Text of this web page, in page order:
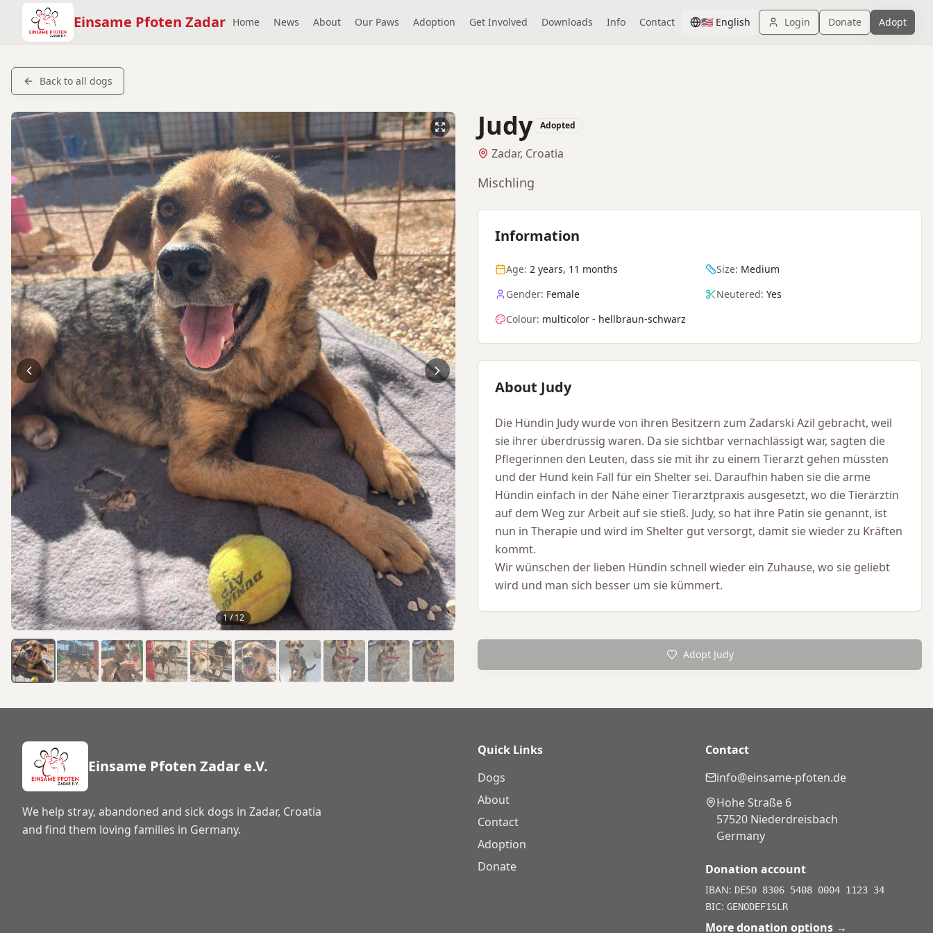
Einsame Pfoten Zadar Home News About Our Paws Adoption Get Involved Downloads Info Contact 🇺🇸 English Login Donate Adopt
Back to all dogs
1/12
Judy Adopted
Zadar, Croatia
Mischling
Information
Age: 2 years, 11 months Size: Medium
Gender: Female Neutered: Yes
Colour: multicolor - hellbraun-schwarz
About Judy
Die Hündin Judy wurde von ihren Besitzern zum Zadarski Azil gebracht, weil
sie ihrer überdrüssig waren. Da sie sichtbar vernachlässigt war, sagten die
Pflegerinnen den Leuten, dass sie mit ihr zu einem Tierarzt gehen müssten
und der Hund kein Fall für ein Shelter sei. Daraufhin haben sie die arme
Hündin einfach in der Nähe einer Tierarztpraxis ausgesetzt, wo die Tierärztin
auf dem Weg zur Arbeit auf sie stieß. Judy, so hat ihre Patin sie genannt, ist
nun in Therapie und wird im Shelter gut versorgt, damit sie wieder zu Kräften
kommt.
Wir wünschen der lieben Hündin schnell wieder ein Zuhause, wo sie geliebt
wird und man sich besser um sie kümmert.
Adopt Judy
Einsame Pfoten Zadar e.V.
We help stray, abandoned and sick dogs in Zadar, Croatia
and find them loving families in Germany.
Quick Links
Dogs
About
Contact
Adoption
Donate
Contact
info@einsame-pfoten.de
Hohe Straße 6
57520 Niederdreisbach
Germany
Donation account
IBAN: DE50 8306 5408 0004 1123 34
BIC: GENODEF1SLR
More donation options →